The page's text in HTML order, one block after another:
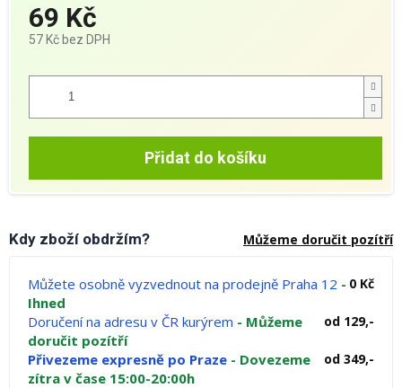
69 Kč
57 Kč bez DPH
cena:
Přidat do košíku
Kdy zboží obdržím? Můžeme doručit pozítří
Můžete osobně vyzvednout na prodejně Praha 12 -
Ihned
0 Kč
Doručení na adresu v ČR kurýrem - Můžeme
doručit pozítří
od 129,-
Přivezeme expresně po Praze - Dovezeme
zítra v čase 15:00-20:00h
od 349,-